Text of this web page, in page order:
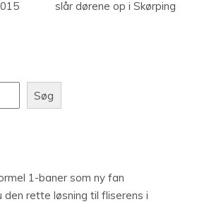
slår dørene op i Skørping
Søg
1-baner som ny fan
rette løsning til fliserens i